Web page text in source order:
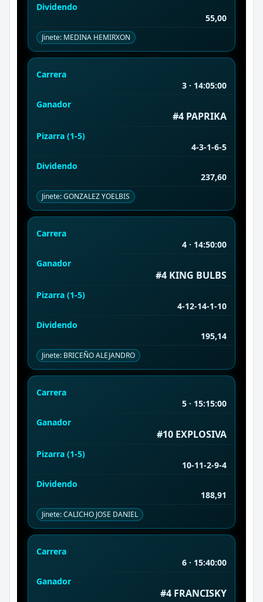
Dividendo
55,00
Jinete: MEDINA HEMIRXON
Carrera
3 · 14:05:00
Ganador
#4 PAPRIKA
Pizarra (1-5)
4-3-1-6-5
Dividendo
237,60
Jinete: GONZALEZ YOELBIS
Carrera
4 · 14:50:00
Ganador
#4 KING BULBS
Pizarra (1-5)
4-12-14-1-10
Dividendo
195,14
Jinete: BRICEÑO ALEJANDRO
Carrera
5 · 15:15:00
Ganador
#10 EXPLOSIVA
Pizarra (1-5)
10-11-2-9-4
Dividendo
188,91
Jinete: CALICHO JOSE DANIEL
Carrera
6 · 15:40:00
Ganador
#4 FRANCISKY